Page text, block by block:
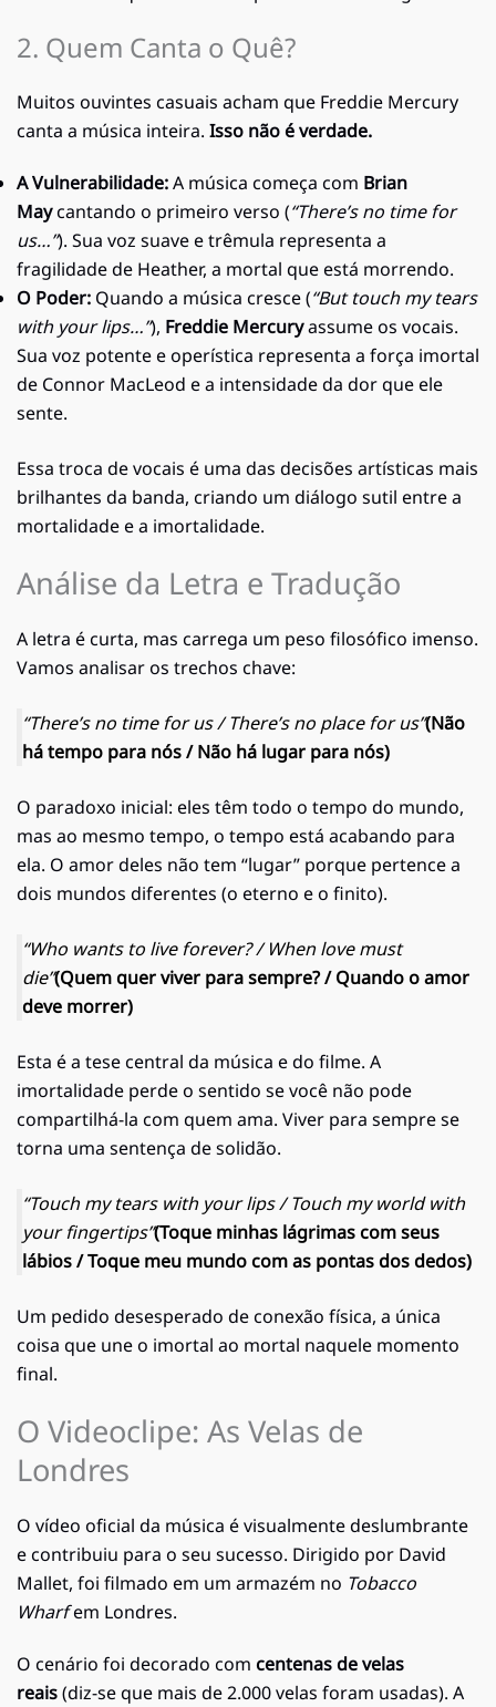
2. Quem Canta o Quê?
Muitos ouvintes casuais acham que Freddie Mercury
canta a música inteira. Isso não é verdade.
A Vulnerabilidade:A música começa com Brian
Maycantando o primeiro verso (“There’s no time for
us…”). Sua voz suave e trêmula representa a
fragilidade de Heather, a mortal que está morrendo.
O Poder: Quando a música cresce (“But touch my tears
with your lips…”), Freddie Mercuryassume os vocais.
Sua voz potente e operística representa a força imortal
de Connor MacLeod e a intensidade da dor que ele
sente.
Essa troca de vocais é uma das decisões artísticas mais
brilhantes da banda, criando um diálogo sutil entre a
mortalidade e a imortalidade.
Análise da Letra e Tradução
A letra é curta, mas carrega um peso filosófico imenso.
Vamos analisar os trechos chave:
“There’s no time for us / There’s no place for us”(Não
há tempo para nós / Não há lugar para nós)
O paradoxo inicial: eles têm todo o tempo do mundo,
mas ao mesmo tempo, o tempo está acabando para
ela. O amor deles não tem “lugar” porque pertence a
dois mundos diferentes (o eterno e o finito).
“Who wants to live forever? / When love must
die”(Quem quer viver para sempre? / Quando o amor
deve morrer)
Esta é a tese central da música e do filme. A
imortalidade perde o sentido se você não pode
compartilhá-la com quem ama. Viver para sempre se
torna uma sentença de solidão.
“Touch my tears with your lips / Touch my world with
your fingertips”(Toque minhas lágrimas com seus
lábios / Toque meu mundo com as pontas dos dedos)
Um pedido desesperado de conexão física, a única
coisa que une o imortal ao mortal naquele momento
final.
O Videoclipe: As Velas de
Londres
O vídeo oficial da música é visualmente deslumbrante
e contribuiu para o seu sucesso. Dirigido por David
Mallet, foi filmado em um armazém no Tobacco
Wharfem Londres.
O cenário foi decorado com centenas de velas
reais(diz-se que mais de 2.000 velas foram usadas). A